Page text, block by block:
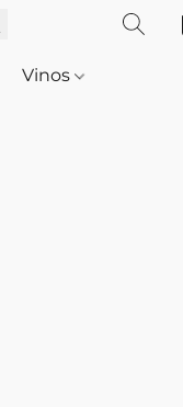
Vinos